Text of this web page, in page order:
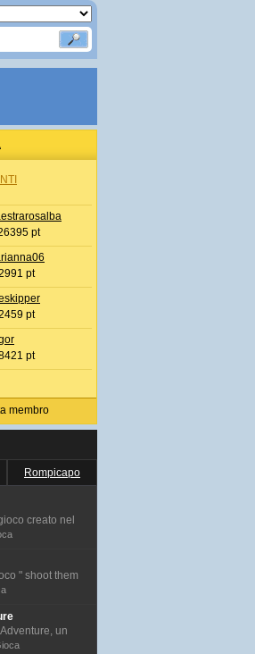
pt
pt
pt
pt
membro
Rompicapo
creato nel
" shoot them
un